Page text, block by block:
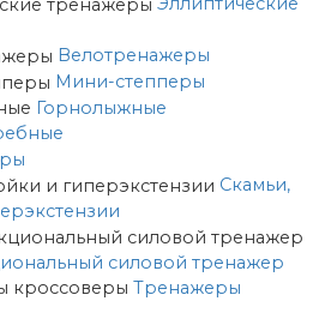
Велотренажеры
Мини-степперы
Горнолыжные
Скамьи,
силовой тренажер
Тренажеры